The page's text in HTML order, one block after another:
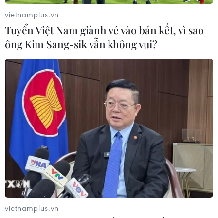
CƠ QUAN CHỦ QUẢN: THÔNG TẤN XÃ VIỆT NAM
Tổng Biên tập: TRẦN TIẾN DUẨN
Phó Tổng Biên tập: NGUYỄN THỊ TÁM, KHÚC THANH
THỦY
Sở hữu trí tuệ
Quy định sử dụng
RSS
Hỗ trợ
Ngôn ngữ
TTXVN
Dịch vụ tin
Quảng cáo
Liên hệ
vietnamplus.vn
Tuyển Việt Nam giành vé vào bán kết, vì sao
ông Kim Sang-sik vẫn không vui?
vietnamplus.vn